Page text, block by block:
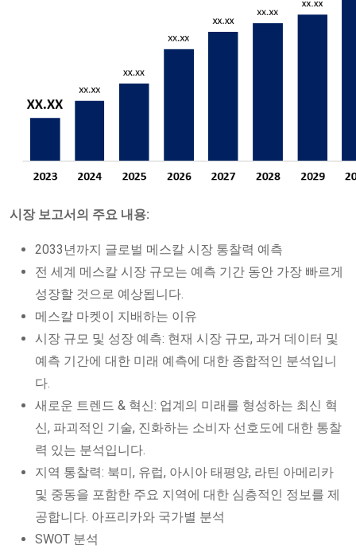
시장 보고서의 주요 내용:
2033년까지 글로벌 메스칼 시장 통찰력 예측
전 세계 메스칼 시장 규모는 예측 기간 동안 가장 빠르게
성장할 것으로 예상됩니다.
메스칼 마켓이 지배하는 이유
시장 규모 및 성장 예측: 현재 시장 규모, 과거 데이터 및
예측 기간에 대한 미래 예측에 대한 종합적인 분석입니
다.
새로운 트렌드 & 혁신: 업계의 미래를 형성하는 최신 혁
신, 파괴적인 기술, 진화하는 소비자 선호도에 대한 통찰
력 있는 분석입니다.
지역 통찰력: 북미, 유럽, 아시아 태평양, 라틴 아메리카
및 중동을 포함한 주요 지역에 대한 심층적인 정보를 제
공합니다. 아프리카와 국가별 분석
SWOT 분석